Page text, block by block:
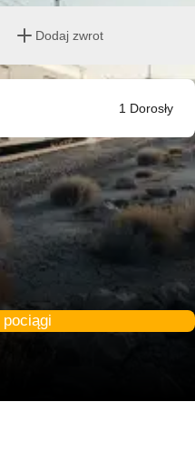
Dodaj zwrot
1 Dorosły